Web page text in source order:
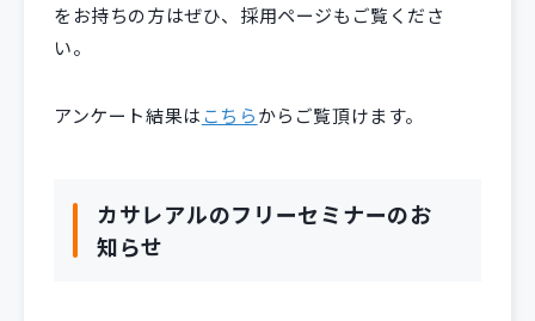
をお持ちの方はぜひ、採用ページもご覧くださ
い。
アンケート結果はこちらからご覧頂けます。
カサレアルのフリーセミナーのお
知らせ